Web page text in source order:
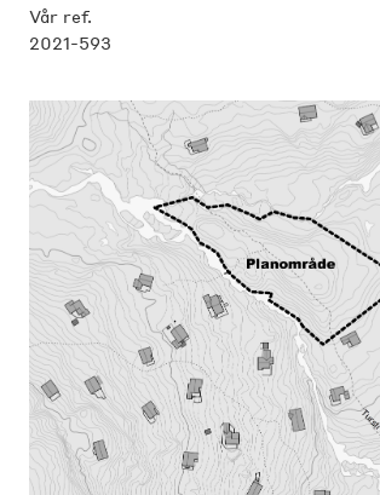
Vår ref.
2021-593